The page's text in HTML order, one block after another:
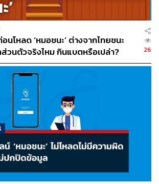
นโหลด ‘หมอชนะ’ ต่างจากไทยชนะ
วนตัวจริงไหม กินแบตหรือเปล่า?
26